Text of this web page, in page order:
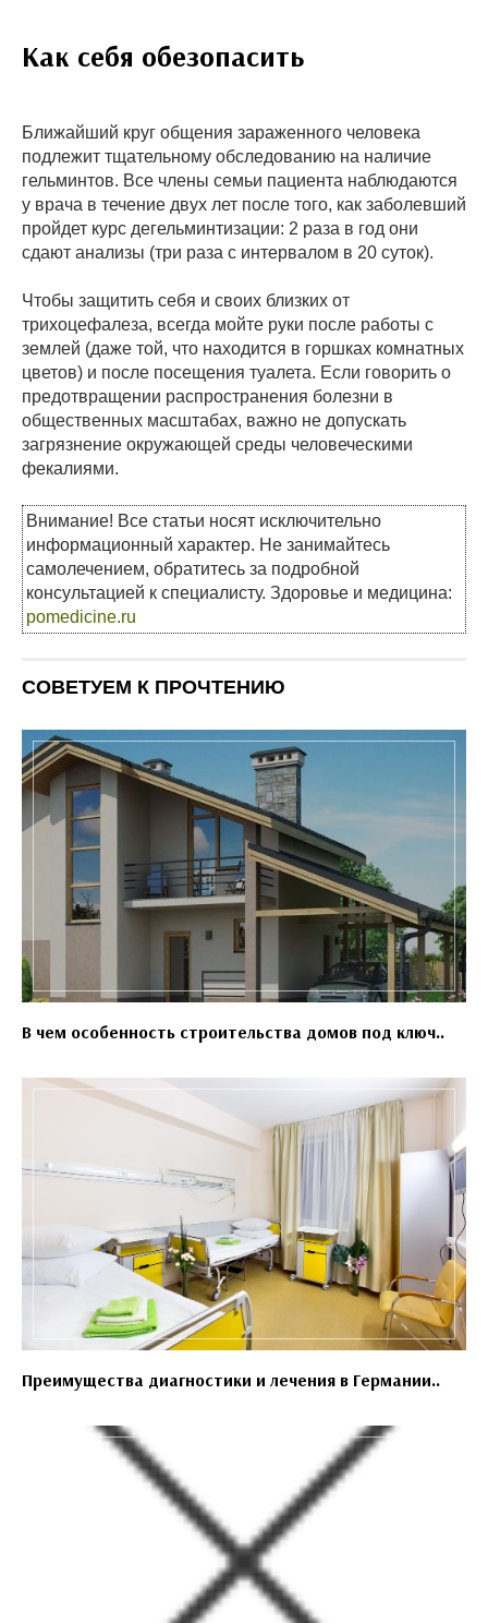
Как себя обезопасить
Ближайший круг общения зараженного человека
подлежит тщательному обследованию на наличие
гельминтов. Все члены семьи пациента наблюдаются
у врача в течение двух лет после того, как заболевший
пройдет курс дегельминтизации: 2 раза в год они
сдают анализы (три раза с интервалом в 20 суток).
Чтобы защитить себя и своих близких от
трихоцефалеза, всегда мойте руки после работы с
землей (даже той, что находится в горшках комнатных
цветов) и после посещения туалета. Если говорить о
предотвращении распространения болезни в
общественных масштабах, важно не допускать
загрязнение окружающей среды человеческими
фекалиями.
Внимание! Все статьи носят исключительно
информационный характер. Не занимайтесь
самолечением, обратитесь за подробной
консультацией к специалисту. Здоровье и медицина:
pomedicine.ru
СОВЕТУЕМ К ПРОЧТЕНИЮ
В чем особенность строительства домов под ключ..
Преимущества диагностики и лечения в Германии..